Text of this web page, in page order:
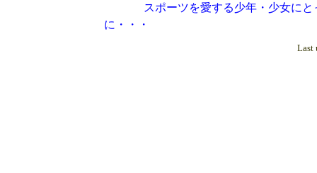
スポーツを愛する少年・少女にとっ
に・・・
Last